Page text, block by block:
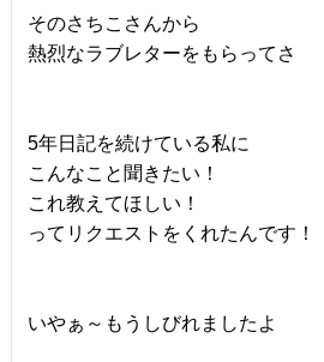
そのさちこさんから
熱烈なラブレターをもらってさ
5年日記を続けている私に
こんなこと聞きたい！
これ教えてほしい！
ってリクエストをくれたんです！
いやぁ～もうしびれましたよ